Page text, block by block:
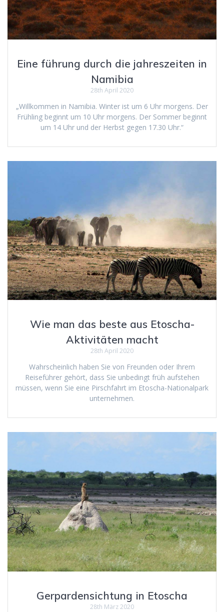
Eine führung durch die jahreszeiten in
Namibia
28th April 2020
„Willkommen in Namibia. Winter ist um 6 Uhr morgens. Der
Frühling beginnt um 10 Uhr morgens. Der Sommer beginnt
um 14 Uhr und der Herbst gegen 17.30 Uhr.“
Wie man das beste aus Etoscha-
Aktivitäten macht
28th April 2020
Wahrscheinlich haben Sie von Freunden oder Ihrem
Reiseführer gehört, dass Sie unbedingt früh aufstehen
müssen, wenn Sie eine Pirschfahrt im Etoscha-Nationalpark
unternehmen.
Gerpardensichtung in Etoscha
28th März 2020